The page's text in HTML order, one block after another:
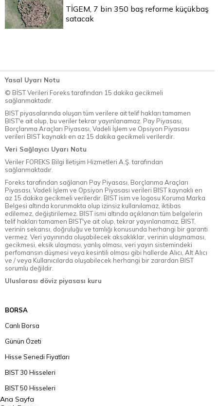
TİGEM, 7 bin 350 baş reforme küçükbaş
satacak
Yasal Uyarı Notu
© BİST Verileri Foreks tarafından 15 dakika gecikmeli
sağlanmaktadır.
BIST piyasalarında oluşan tüm verilere ait telif hakları tamamen
BIST'e ait olup, bu veriler tekrar yayınlanamaz. Pay Piyasası,
Borçlanma Araçları Piyasası, Vadeli İşlem ve Opsiyon Piyasası
verileri BIST kaynaklı en az 15 dakika gecikmeli verilerdir.
Veri Sağlayıcı Uyarı Notu
Veriler FOREKS Bilgi İletişim Hizmetleri A.Ş. tarafından
sağlanmaktadır.
Foreks tarafından sağlanan Pay Piyasası, Borçlanma Araçları
Piyasası, Vadeli İşlem ve Opsiyon Piyasası verileri BIST kaynaklı en
az 15 dakika gecikmeli verilerdir. BIST isim ve logosu Koruma Marka
Belgesi altında korunmakta olup izinsiz kullanılamaz, iktibas
edilemez, değiştirilemez. BIST ismi altında açıklanan tüm belgelerin
telif hakları tamamen BIST'ye ait olup, tekrar yayınlanamaz. BIST,
verinin sekansı, doğruluğu ve tamlığı konusunda herhangi bir garanti
vermez. Veri yayınında oluşabilecek aksaklıklar, verinin ulaşmaması,
gecikmesi, eksik ulaşması, yanlış olması, veri yayın sistemindeki
perfomansın düşmesi veya kesintili olması gibi hallerde Alıcı, Alt Alıcı
ve / veya Kullanıcılarda oluşabilecek herhangi bir zarardan BIST
sorumlu değildir.
Uluslarası döviz piyasası kuru
BORSA
Canlı Borsa
Günün Özeti
Hisse Senedi Fiyatları
BIST 30 Hisseleri
BIST 50 Hisseleri
BIST 100 Hisseleri
Ana Sayfa